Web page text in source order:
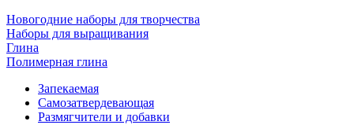
Новогодние наборы для творчества
Наборы для выращивания
Глина
Полимерная глина
Запекаемая
Самозатвердевающая
Размягчители и добавки